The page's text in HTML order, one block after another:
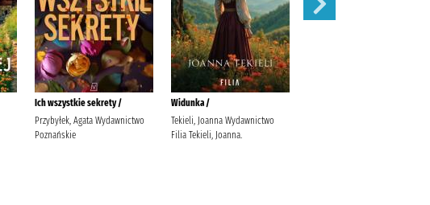
Ich wszystkie sekrety /
Przybyłek, Agata Wydawnictwo
Poznańskie
Widunka /
Tekieli, Joanna Wydawnictwo
Filia Tekieli, Joanna.